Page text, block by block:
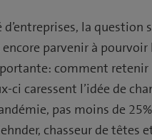
la question
parvenir à
comment retenir
ci caressent l’idée de
pas moins de
chasseur de têtes